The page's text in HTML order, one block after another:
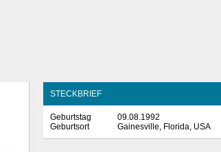
STECKBRIEF
Geburtstag
09.08.1992
Geburtsort
Gainesville, Florida, USA